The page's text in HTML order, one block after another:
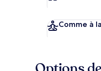
Comme à